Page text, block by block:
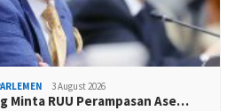
3 August 2026
Minta RUU Perampasan Ase…